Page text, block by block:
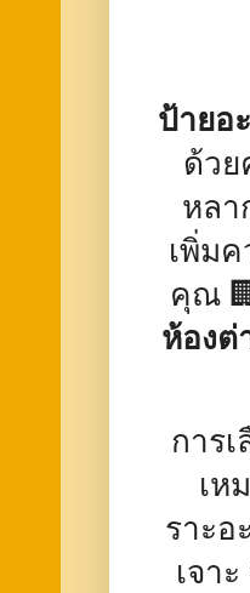
ป้ายอ
ด้ว
หลา
เพิ่ม
คุณ
ห้องต่
การ
เห
ราะ
เจา